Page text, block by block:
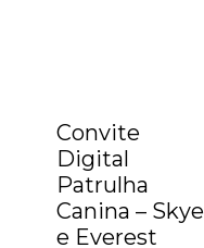
Convite
Digital
Patrulha
Canina – Skye
e Everest